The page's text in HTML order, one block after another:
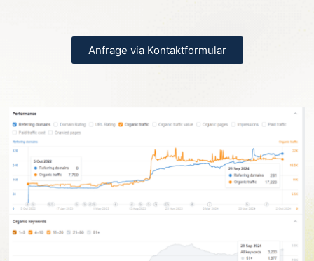
Anfrage via Kontaktformular